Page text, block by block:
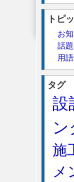
トピ
お
話題
用
タグ
設
ン
施
メ
menu